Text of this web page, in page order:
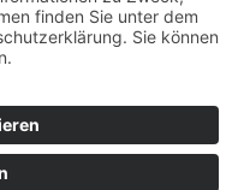
Rechte vorbehalten